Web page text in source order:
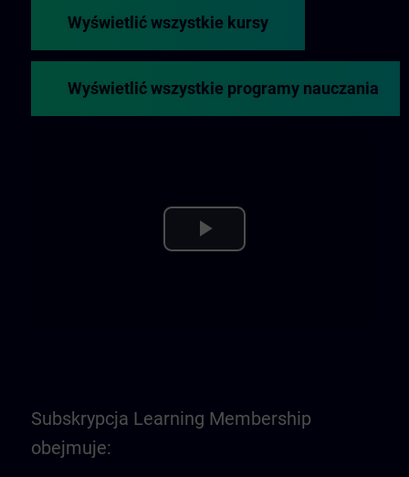
Wyświetlić wszystkie kursy
Wyświetlić wszystkie programy nauczania
Play
Subskrypcja Learning Membership
obejmuje: